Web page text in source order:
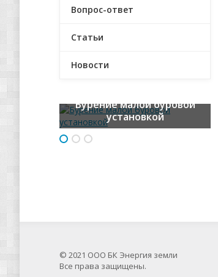
Вопрос-ответ
Статьи
Новости
Бурение малой буровой
установкой
Viessmann
Анализ воды
© 2021 ООО БК Энергия земли
Все права защищены.